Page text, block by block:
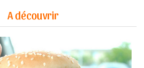
A découvrir